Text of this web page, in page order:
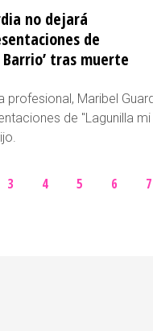
no dejará
de
tras muerte
profesional, Maribel
de "Lagunilla
3 4 5 6 7